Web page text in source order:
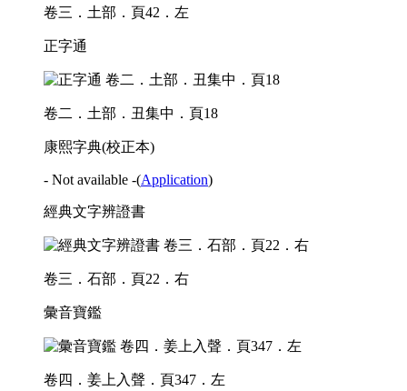
卷三．土部．頁42．左
正字通
卷二．土部．丑集中．頁18
康熙字典(校正本)
- Not available -(Application)
經典文字辨證書
卷三．石部．頁22．右
彙音寶鑑
卷四．姜上入聲．頁347．左